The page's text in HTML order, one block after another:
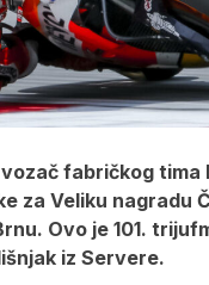
fabričkog tima
za Veliku nagradu
Ovo je 101.
iz Servere.